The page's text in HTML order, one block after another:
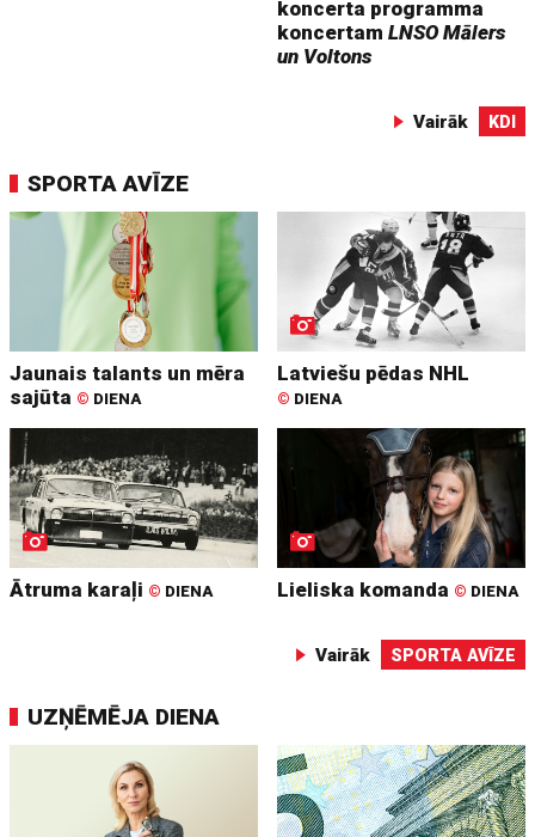
koncerta programma
koncertamLNSO Mālers
un Voltons
Vairāk KDI
SPORTA AVĪZE
Jaunais talants un mēra
sajūta © DIENA
Latviešu pēdas NHL
© DIENA
Ātruma karaļi © DIENA Lieliska komanda © DIENA
Vairāk SPORTA AVĪZE
UZŅĒMĒJA DIENA